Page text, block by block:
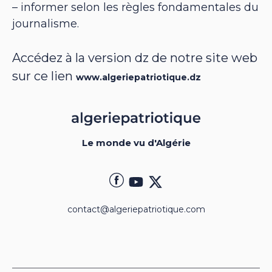
– informer selon les règles fondamentales du
journalisme.
Accédez à la version dz de notre site web
sur ce lien www.algeriepatriotique.dz
Le monde vu d'Algérie
contact@algeriepatriotique.com